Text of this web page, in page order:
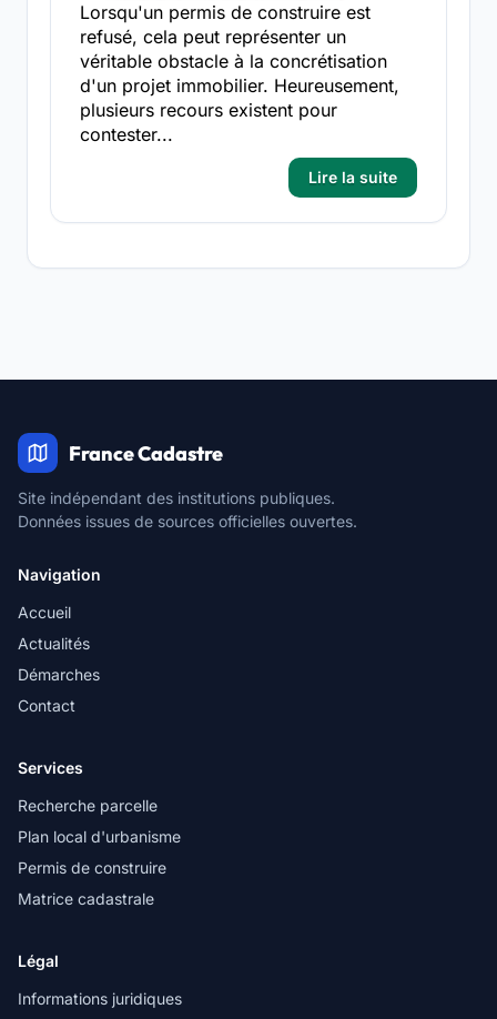
Lorsqu'un permis de construire est
refusé, cela peut représenter un
véritable obstacle à la concrétisation
d'un projet immobilier. Heureusement,
plusieurs recours existent pour
contester...
Lire la suite
France Cadastre
Site indépendant des institutions publiques.
Données issues de sources officielles ouvertes.
Navigation
Accueil
Actualités
Démarches
Contact
Services
Recherche parcelle
Plan local d'urbanisme
Permis de construire
Matrice cadastrale
Légal
Informations juridiques